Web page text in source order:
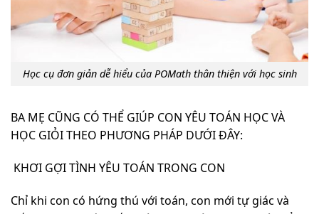
Học cụ đơn giản dễ hiểu của POMath thân thiện với học sinh
BA MẸ CŨNG CÓ THỂ GIÚP CON YÊU TOÁN HỌC VÀ
HỌC GIỎI THEO PHƯƠNG PHÁP DƯỚI ĐÂY:
KHƠI GỢI TÌNH YÊU TOÁN TRONG CON
Chỉ khi con có hứng thú với toán, con mới tự giác và